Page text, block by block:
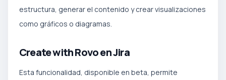
estructura, generar el contenido y crear visualizaciones
como gráficos o diagramas.
Create with Rovo en Jira
Esta funcionalidad, disponible en beta, permite